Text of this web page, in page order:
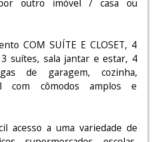
outro imóvel / casa ou
COM SUÍTE E CLOSET, 4
suítes, sala jantar e estar, 4
de garagem, cozinha,
com cômodos amplos e
acesso a uma variedade de